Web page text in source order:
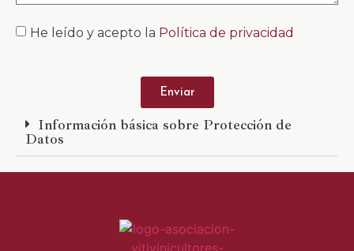
He leído y acepto la Política de privacidad
Enviar
Información básica sobre Protección de
Datos